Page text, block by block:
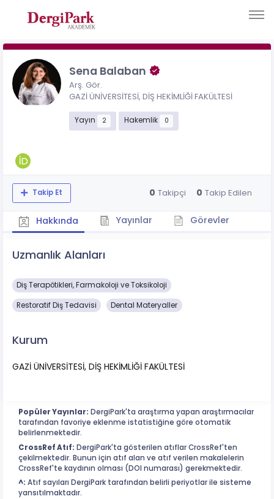
Sena Balaban
Arş. Gör.
GAZİ ÜNİVERSİTESİ, DİŞ HEKİMLİĞİ FAKÜLTESİ
Yayın 2 Hakemlik 0
Takip Et 0 Takipçi 0 Takip Edilen
Hakkında Yayınlar Görevler
Uzmanlık Alanları
Diş Terapötikleri, Farmakoloji ve Toksikoloji
Restoratif Diş Tedavisi Dental Materyaller
Kurum
GAZİ ÜNİVERSİTESİ, DİŞ HEKİMLİĞİ FAKÜLTESİ
Popüler Yayınlar: DergiPark'ta araştırma yapan araştırmacılar
tarafından favoriye eklenme istatistiğine göre otomatik
belirlenmektedir.
CrossRef Atıf: DergiPark'ta gösterilen atıflar CrossRef'ten
çekilmektedir. Bunun için atıf alan ve atıf verilen makalelerin
CrossRef'te kaydının olması (DOI numarası) gerekmektedir.
^: Atıf sayıları DergiPark tarafından belirli periyotlar ile sisteme
yansıtılmaktadır.